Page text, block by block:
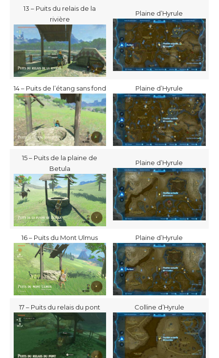
13 – Puits du relais de la
rivière
Plaine d’Hyrule
14 – Puits de l’étang sans fond Plaine d’Hyrule
15 – Puits de la plaine de
Betula
Plaine d’Hyrule
16 – Puits du Mont Ulmus Plaine d’Hyrule
17 – Puits du relais du pont Colline d’Hyrule